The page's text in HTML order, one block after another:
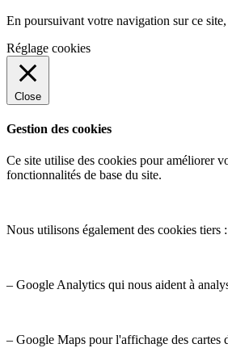
En poursuivant votre navigation sur ce
Réglage cookies
Close
Gestion des cookies
Ce site utilise des cookies pour améliorer
fonctionnalités de base du site.
Nous utilisons également des cookies tiers :
– Google Analytics qui nous aident à
– Google Maps pour l'affichage des cartes